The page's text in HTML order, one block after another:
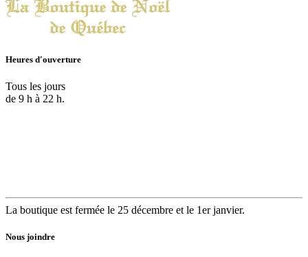
Heures d'ouverture
Tous les jours
de 9 h à 22 h.
La boutique est fermée le 25 décembre et le 1er janvier.
Nous joindre